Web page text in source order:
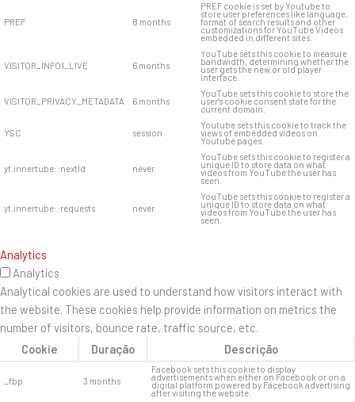
PREF 8 months
PREF cookie is set by Youtube to
store user preferences like language,
format of search results and other
customizations for YouTube Videos
embedded in different sites.
VISITOR_INFO1_LIVE 6 months
YouTube sets this cookie to measure
bandwidth, determining whether the
user gets the new or old player
interface.
VISITOR_PRIVACY_METADATA 6 months
YouTube sets this cookie to store the
user's cookie consent state for the
current domain.
YSC session
Youtube sets this cookie to track the
views of embedded videos on
Youtube pages.
yt.innertube::nextId never
YouTube sets this cookie to register a
unique ID to store data on what
videos from YouTube the user has
seen.
yt.innertube::requests never
YouTube sets this cookie to register a
unique ID to store data on what
videos from YouTube the user has
seen.
Analytics
Analytics
Analytical cookies are used to understand how visitors interact with
the website. These cookies help provide information on metrics the
number of visitors, bounce rate, traffic source, etc.
Cookie
Duração Descrição
_fbp 3 months
Facebook sets this cookie to display
advertisements when either on Facebook or on a
digital platform powered by Facebook advertising
after visiting the website.